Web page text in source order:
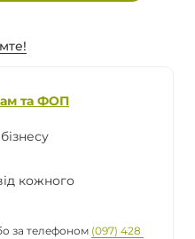
та ФОП
кожного
за телефоном (097) 428